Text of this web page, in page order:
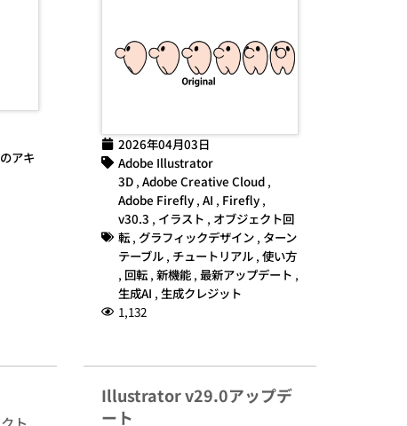
アキ
2026年04月03日
Adobe Illustrator
3D, Adobe Creative Cloud,
Adobe Firefly, AI , Firefly,
v30.3 , イラスト , オブジェクト回
転, グラフィックデザイン, ターン
テーブル, チュートリアル, 使い方
, 回転, 新機能, 最新アップデート ,
生成AI , 生成クレジット
1,132
Illustrator v29.0アップデ
ート